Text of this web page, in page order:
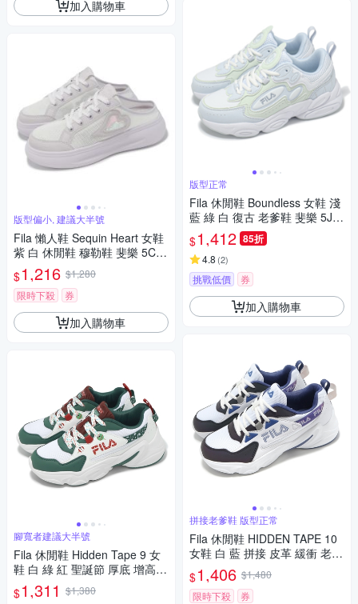
加入購物車
版型偏小, 建議大半號
Fila 懶人鞋 Sequin Heart 女鞋
紫 白 休閒鞋 穆勒鞋 斐樂 5C94
6Z919
$1,216 $1,280
限時下殺
券
加入購物車
腳寬者建議大半號
Fila 休閒鞋 Hidden Tape 9 女
鞋 白 綠 紅 聖誕節 厚底 增高
老爹鞋 斐樂 5J929Y162
$1,311 $1,380
版型正常
Fila 休閒鞋 Boundless 女鞋 淺
藍 綠 白 復古 老爹鞋 斐樂 5J3
30Z699
$1,412 85折
4.8 (2)
挑戰低價 券
加入購物車
拼接老爹鞋 版型正常
Fila 休閒鞋 HIDDEN TAPE 10
女鞋 白 藍 拼接 皮革 緩衝 老爹
鞋 斐樂 5C329Z199
$1,406 $1,480
限時下殺
券